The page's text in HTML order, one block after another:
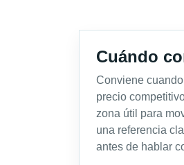
Cuándo
Conviene
precio
zona útil para
una referencia
antes de hablar